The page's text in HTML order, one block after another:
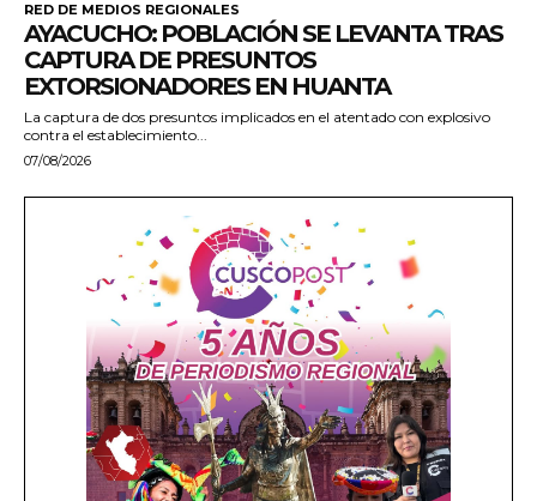
RED DE MEDIOS REGIONALES
AYACUCHO: POBLACIÓN SE LEVANTA TRAS
CAPTURA DE PRESUNTOS
EXTORSIONADORES EN HUANTA
La captura de dos presuntos implicados en el atentado con explosivo
contra el establecimiento...
07/08/2026